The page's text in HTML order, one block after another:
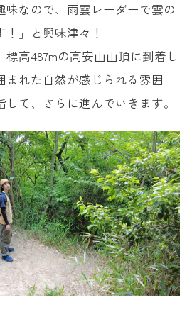
味なので、雨雲レーダーで雲の
」と興味津々！
高487mの高安山山頂に到着し
まれた自然が感じられる雰囲
て、さらに進んでいきます。